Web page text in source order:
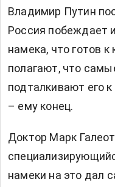
Владимир Путин
Россия побеждает
намека, что готов
полагают, что
подталкивают его
– ему конец.
Доктор Марк
намеки на это дал